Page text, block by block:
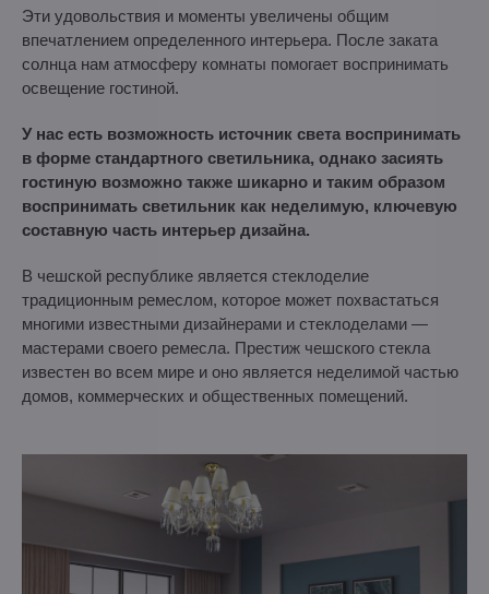
Эти удовольствия и моменты увеличены общим
впечатлением определенного интерьера. После заката
солнца нам атмосферу комнаты помогает воспринимать
освещение гостиной.
У нас есть возможность источник света воспринимать
в форме стандартного светильника, однако засиять
гостиную возможно также шикарно и таким образом
воспринимать светильник как неделимую, ключевую
составную часть интерьер дизайна.
В чешской республике является стеклоделие
традиционным ремеслом, которое может похвастаться
многими известными дизайнерами и стеклоделами —
мастерами своего ремесла. Престиж чешского стекла
известен во всем мире и оно является неделимой частью
домов, коммерческих и общественных помещений.